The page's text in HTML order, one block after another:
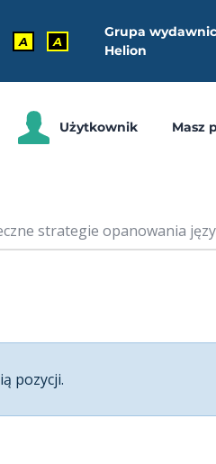
A A
Grupa
Helion
Użytkownik Masz
strategie opanowania
pozycji.